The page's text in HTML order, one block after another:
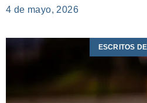
4 de mayo, 2026
ESCRITOS